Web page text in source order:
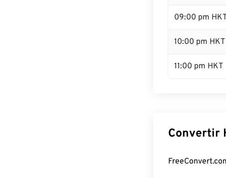
09:00 pm
10:00 pm HKT
11:00 pm HKT
Convertir